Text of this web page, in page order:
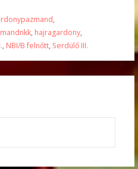
,
, hajragardony,
, NBI/B felnőtt, Serdülő III.